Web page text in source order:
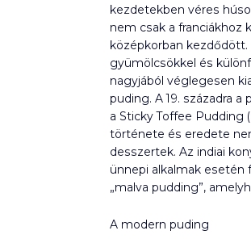
kezdetekben véres
nem csak a franciákhoz
középkorban
gyümölcsökkel és
nagyjából véglegesen
puding. A 19. századra
a Sticky Toffee Pudding
története és eredete
desszertek. Az indiai
ünnepi alkalmak esetén
„malva pudding”,
A modern puding